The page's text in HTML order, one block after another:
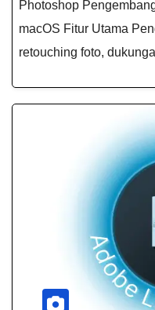
Photoshop
macOS Fitur Utama
retouching foto,